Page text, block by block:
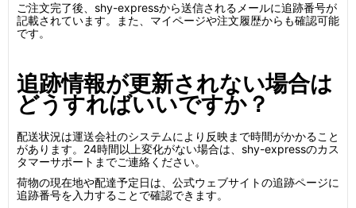
ご注文完了後、shy-expressから送信されるメールに追跡番号が
記載されています。また、マイページや注文履歴からも確認可能
です。
追跡情報が更新されない場合は
どうすればいいですか？
配送状況は運送会社のシステムにより反映まで時間がかかること
があります。24時間以上変化がない場合は、shy-expressのカス
タマーサポートまでご連絡ください。
荷物の現在地や配達予定日は、公式ウェブサイトの追跡ページに
追跡番号を入力することで確認できます。